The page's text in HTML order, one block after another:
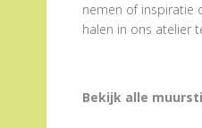
nemen of inspiratie
halen in ons atelier
Bekijk alle